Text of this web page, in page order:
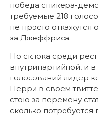
победа спикера-
требуемые 218
не просто откажутся
за Джеффриса.
Но склока среди
внутрипартийной, и
голосований лидер
Перри в своем
стою за перемену
сколько